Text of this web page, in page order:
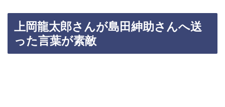
上岡龍太郎さんが島田紳助さんへ送
った言葉が素敵